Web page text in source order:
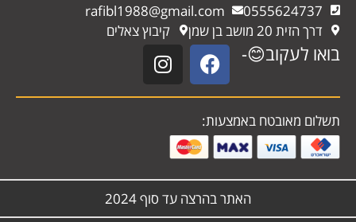
0555624737
rafibl1988@gmail.com
דרך הזית 20 מושב בן שמן
קיבוץ צאלים
בואו לעקוב😊-
תשלום מאובטח באמצעות:
האתר בהרצה עד סוף 2024